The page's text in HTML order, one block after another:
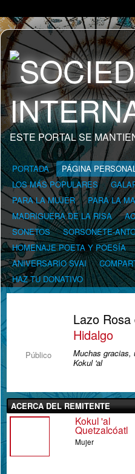
ESTE PORTAL SE
PORTADA PÁGINA PERSONAL
LOS MÁS POPULARES
PARA LA MUJER
PARA LA
MADRIGUERA DE LA RISA
SONETOS
SORSONETE-
HOMENAJE POETA Y POESÍA
ANIVERSARIO SVAI
HAZ TU DONATIVO
Público
Lazo Rosa
Hidalgo
Muchas gracias,
Kokul 'al
ACERCA DEL REMITENTE
Kokul 'al
Quetzalcóatl
Mujer